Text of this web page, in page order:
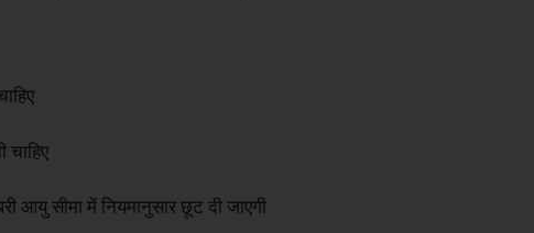
आयु सीमा में नियमानुसार छूट दी जाएगी